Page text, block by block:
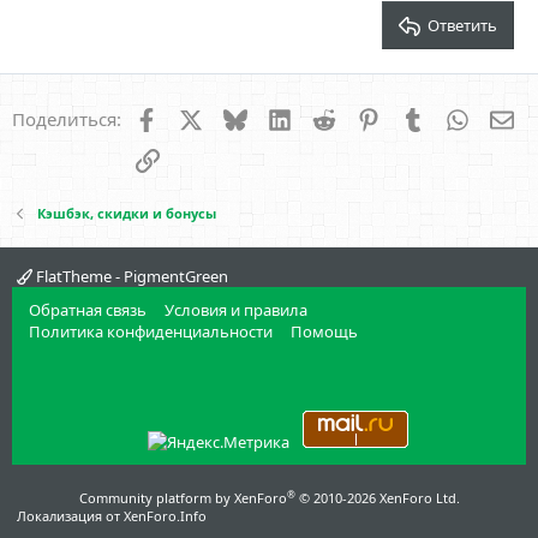
Ответить
Поделиться: Facebook BlueskyLinkedIn
Reddit PinterestTumblr
Ссылка
Кэшбэк, скидки и бонусы
FlatTheme - PigmentGreen
Обратная связь
Условия и правила
Политика конфиденциальности
Помощь
Community platform by XenForo® © 2010-2026 XenForo Ltd.
Локализация от XenForo.Info